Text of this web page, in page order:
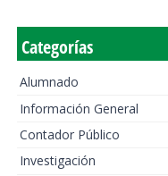
Categorías
Alumnado
Información General
Contador Público
Investigación